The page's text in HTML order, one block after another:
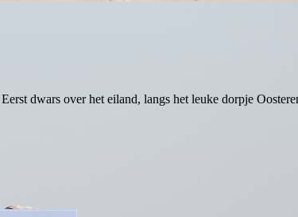
dwars over het eiland, langs het leuke dorpje